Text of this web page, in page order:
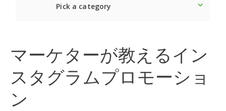
Pick a category
マーケターが教えるイン
スタグラムプロモーショ
ン